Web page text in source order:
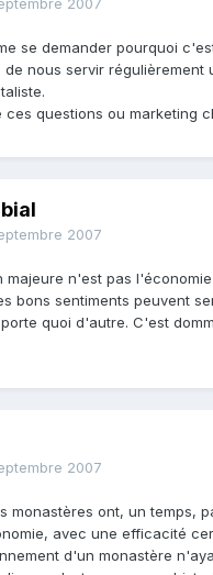
2007
se demander pourquoi
de nous servir régulièrement
questions ou marketing
2007
majeure n'est pas
bons sentiments peuvent
quoi d'autre. C'est
2007
monastères ont, un temps,
avec une efficacité
d'un monastère